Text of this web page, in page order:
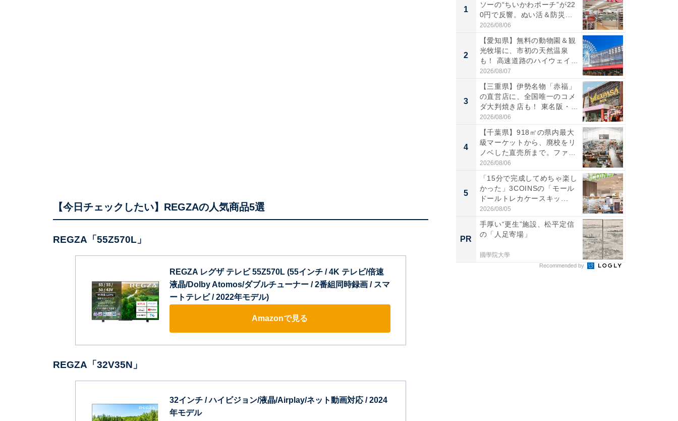
【今日チェックしたい】REGZAの人気商品5選
REGZA「55Z570L」
REGZA レグザ テレビ 55Z570L (55インチ / 4K テレビ/倍速
液晶/Dolby Atomos/ダブルチューナー / 2番組同時録画 / スマ
ートテレビ / 2022年モデル)
Amazonで見る
REGZA「32V35N」
32インチ / ハイビジョン/液晶/Airplay/ネット動画対応 / 2024
年モデル
1
ソーの“ちいかわポーチ”が22
0円で反響。ぬい活＆防災...
2026/08/06
2
【愛知県】無料の動物園＆観
光牧場に、市初の天然温泉
も！ 高速道路のハイウェイオ
ア...
2026/08/07
3
【三重県】伊勢名物「赤福」
の直営店に、全国唯一のコメ
ダ大判焼き店も！ 東名阪・
伊...
2026/08/06
4
【千葉県】918㎡の県内最大
級マーケットから、廃校をリ
ノベした直売所まで。ファ
ー...
2026/08/06
5
「15分で完成してめちゃ楽し
かった」3COINSの「モール
ドールトレカケースキッ...
2026/08/05
PR
手厚い“更生”施設、松平定信
の「人足寄場」
國學院大學
Recommended by